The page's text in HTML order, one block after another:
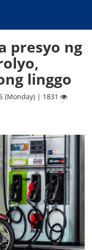
presyo ng
linggo
(Monday) | 1831